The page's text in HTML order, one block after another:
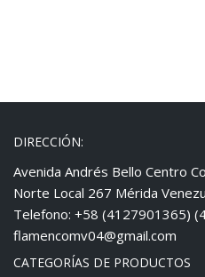
DIRECCIÓN:
Avenida Andrés Bello Centro
Norte Local 267 Mérida
Telefono: +58 (4127901365)
flamencomv04@gmail.com
CATEGORÍAS DE PRODUCTOS